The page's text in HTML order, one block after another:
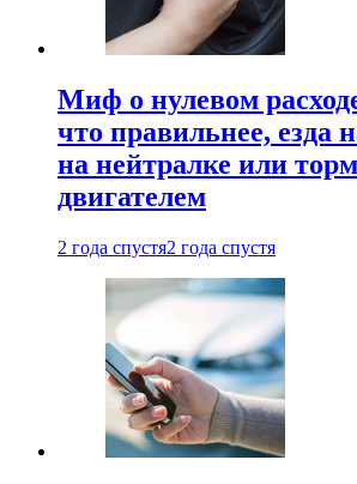
Миф о нулевом
что правильнее, езда
на нейтралке или
двигателем
2 года спустя2 года спустя